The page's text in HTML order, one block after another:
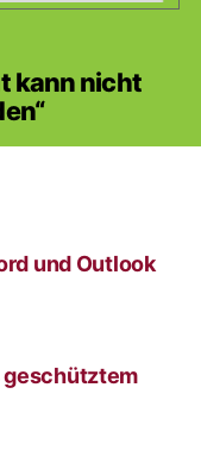
kann nicht
und Outlook
geschütztem